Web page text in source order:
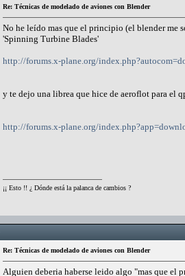
Re: Técnicas de modelado de aviones con Blender
No he leído mas que el principio (el blender me
'Spinning Turbine Blades'
http://forums.x-plane.org/
y te dejo una librea que hice de aeroflot para el
http://forums.x-plane.org/
¡¡ Esto !! ¿ Dónde está la palanca de cambios ?
Re: Técnicas de modelado de aviones con Blender
Alguien deberia haberse leido algo "mas que el